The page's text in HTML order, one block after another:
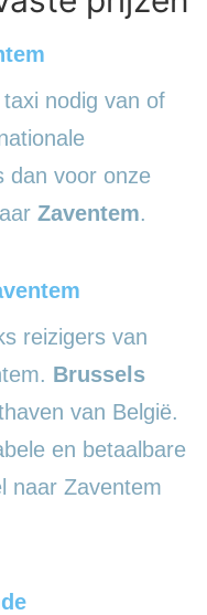
nodig van of
dan voor onze
Zaventem.
reizigers van
Brussels
van België.
en betaalbare
naar Zaventem